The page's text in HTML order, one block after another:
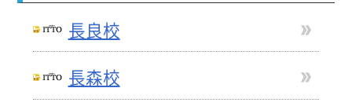
長良校
長森校